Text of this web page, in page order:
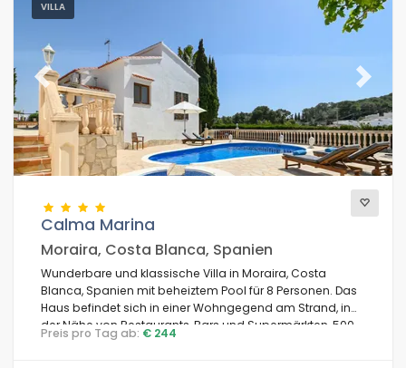
VILLA
Previous Next
Calma Marina
Moraira, Costa Blanca, Spanien
Wunderbare und klassische Villa in Moraira, Costa
Blanca, Spanien mit beheiztem Pool für 8 Personen. Das
Haus befindet sich in einer Wohngegend am Strand, in
der Nähe von Restaurants, Bars und Supermärkten, 500
m vom Strand Cala Andrago und 0,5 km vom Mittelmeer
Preis pro Tag ab: € 244